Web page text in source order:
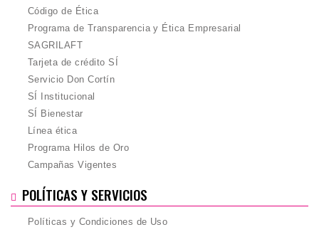
Código de Ética
Programa de Transparencia y Ética Empresarial
SAGRILAFT
Tarjeta de crédito SÍ
Servicio Don Cortín
SÍ Institucional
SÍ Bienestar
Línea ética
Programa Hilos de Oro
Campañas Vigentes
POLÍTICAS Y SERVICIOS
Políticas y Condiciones de Uso